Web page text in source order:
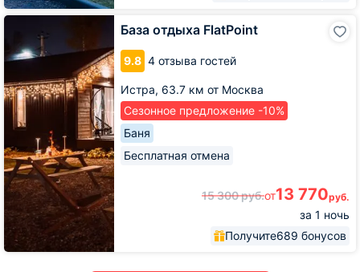
База отдыха FlatPoint
9.8 4 отзыва гостей
Истра, 63.7 км от Москва
Сезонное предложение -10%
Баня
Бесплатная отмена
15 300руб.от13 770руб.
за 1 ночь
Получите689 бонусов
База
FlatPoint